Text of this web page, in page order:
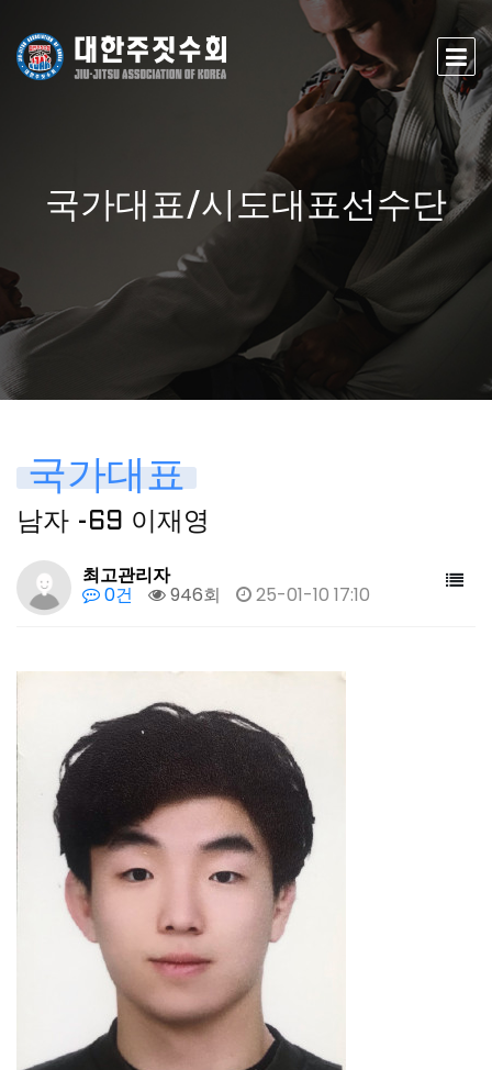
국가대표/시도대표선수단
국가대표
남자 -69 이재영
최고관리자
0건 946회 25-01-10 17:10